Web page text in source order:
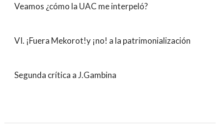
Veamos ¿cómo la UAC me interpeló?
VI. ¡Fuera Mekorot!y ¡no! a la patrimonialización
Segunda crítica a J.Gambina